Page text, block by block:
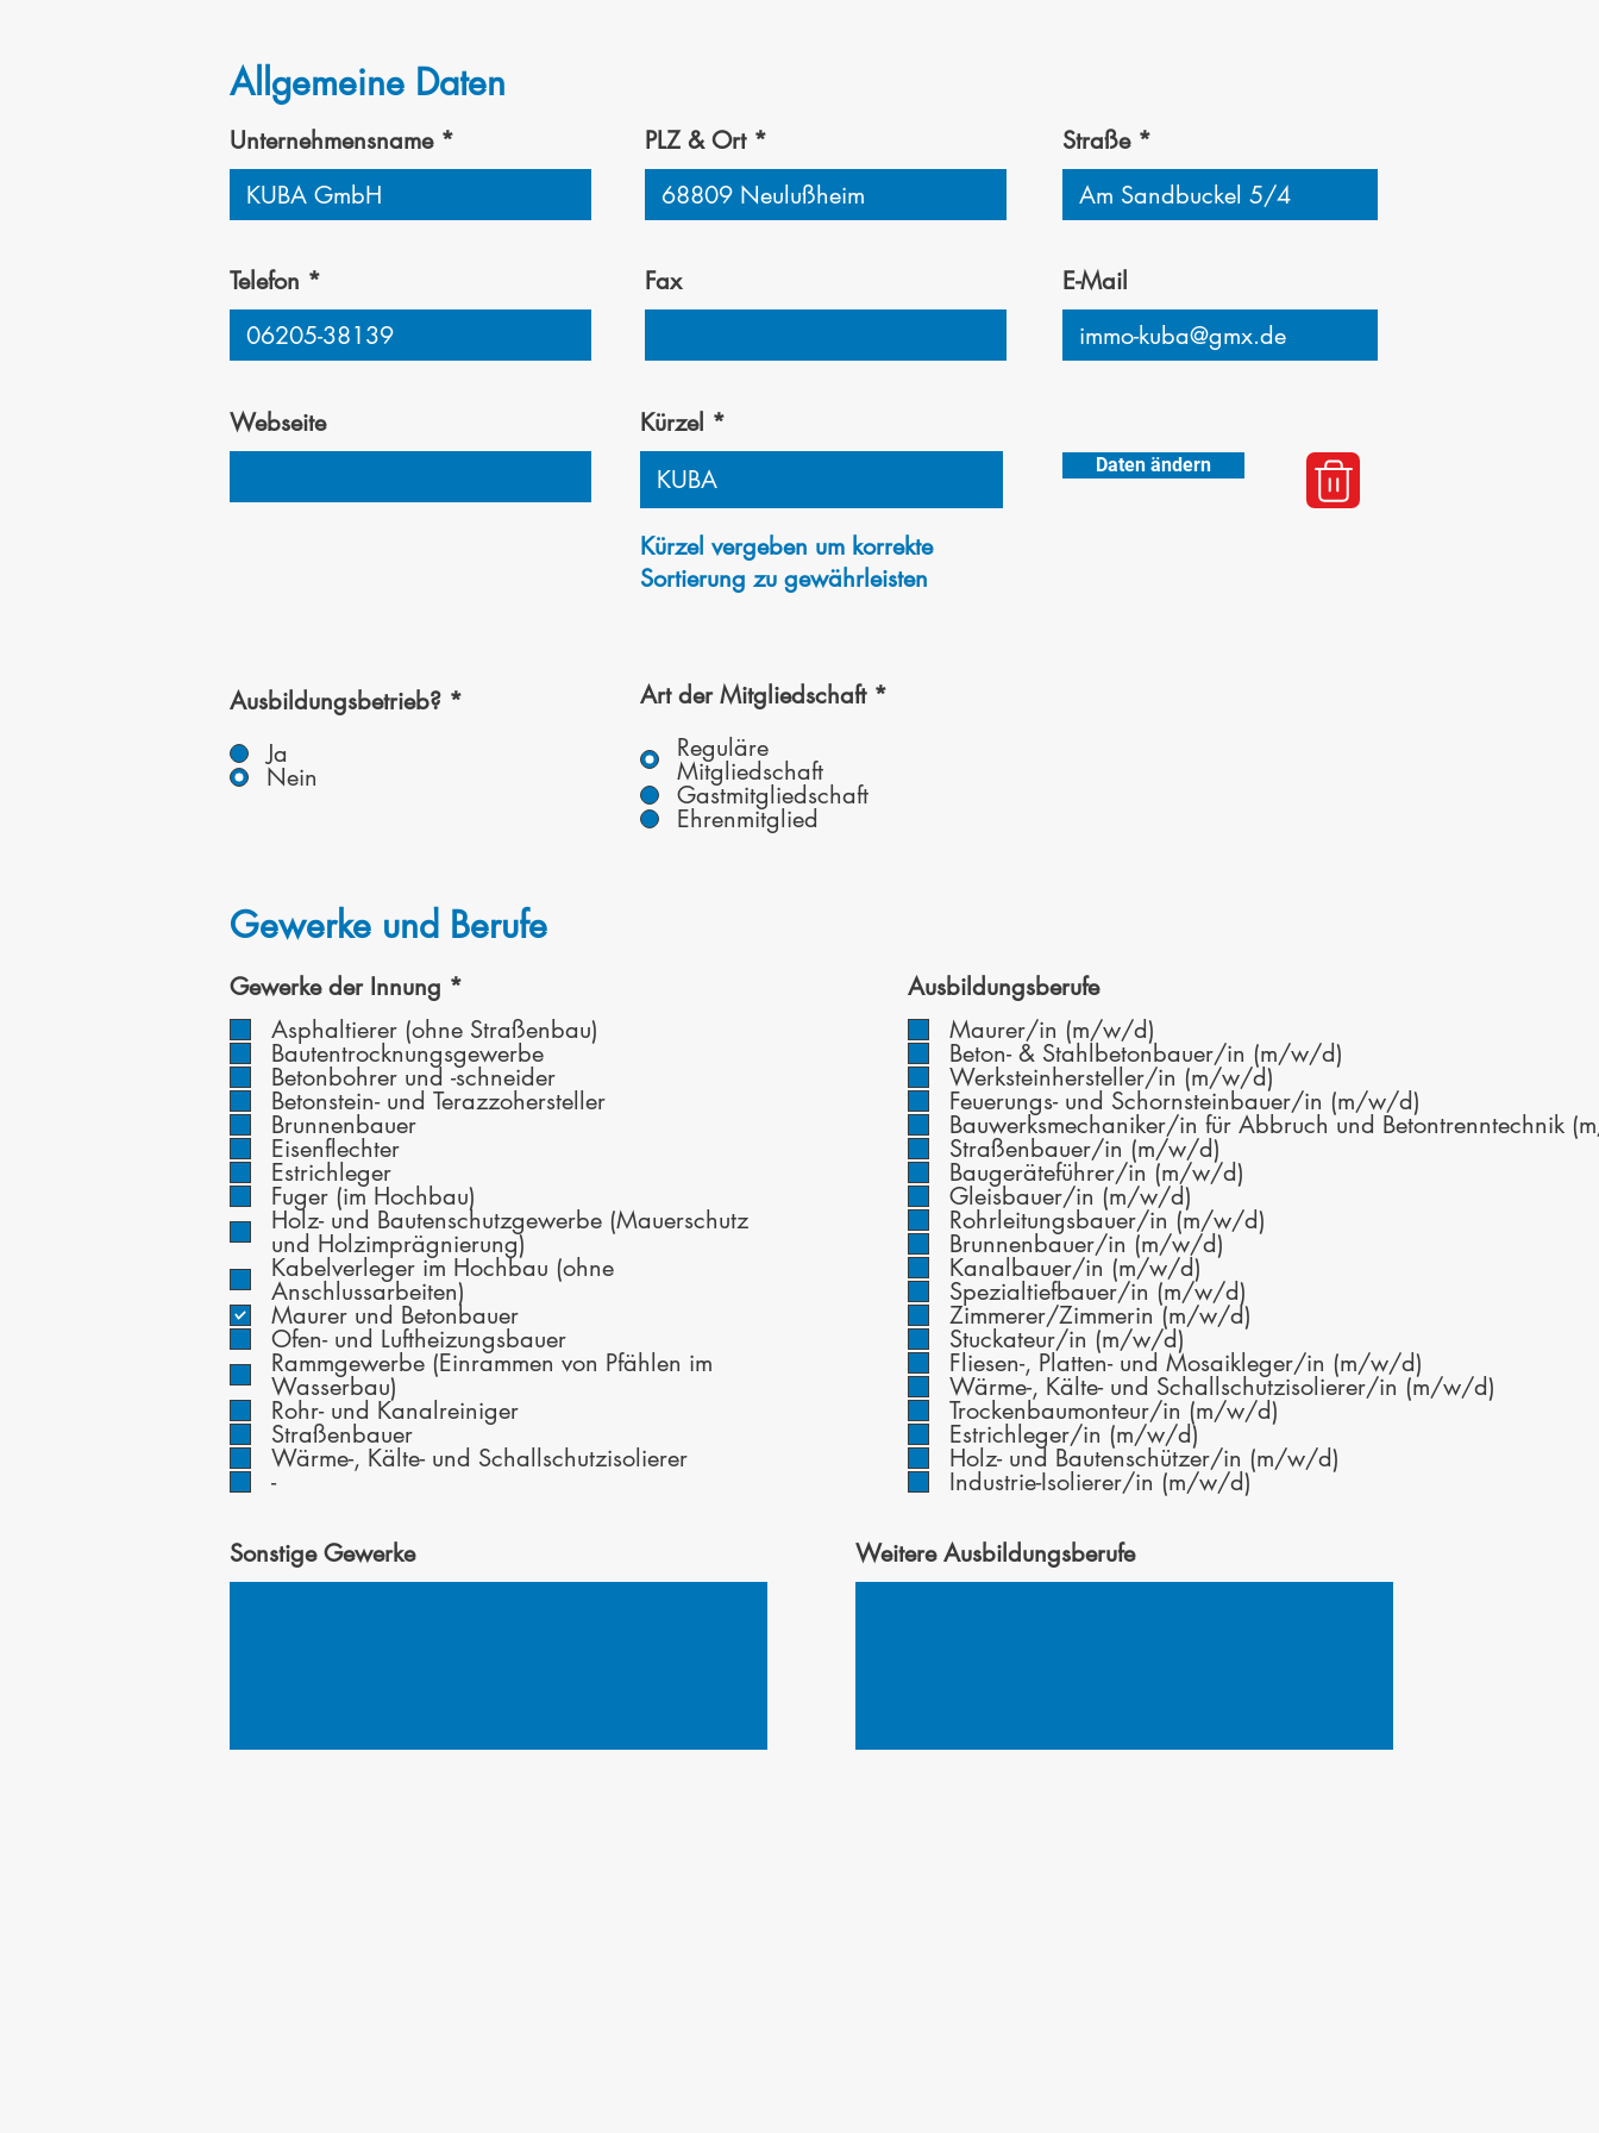
Allgemeine Daten
Unternehmensname PLZ & Ort Straße
Telefon Fax E-Mail
Webseite Kürzel
Kürzel vergeben um korrekte
Sortierung zu gewährleisten
Daten ändern
Ausbildungsbetrieb? *
Ja
Nein
Art der Mitgliedschaft *
Reguläre
Mitgliedschaft
Gastmitgliedschaft
Ehrenmitglied
Gewerke und Berufe
Gewerke der Innung *
l
i
c
h
l
d
Asphaltierer (ohne Straßenbau)
Bautentrocknungsgewerbe
Betonbohrer und -schneider
Betonstein- und Terazzohersteller
Brunnenbauer
Eisenflechter
Estrichleger
Fuger (im Hochbau)
Holz- und Bautenschutzgewerbe (Mauerschutz
und Holzimprägnierung)
Kabelverleger im Hochbau (ohne
Anschlussarbeiten)
Maurer und Betonbauer
Ofen- und Luftheizungsbauer
Rammgewerbe (Einrammen von Pfählen im
Wasserbau)
Rohr- und Kanalreiniger
Straßenbauer
Wärme-, Kälte- und Schallschutzisolierer
-
Sonstige Gewerke
Ausbildungsberufe
Maurer/in (m/w/d)
Beton- & Stahlbetonbauer/in (m/w/d)
Werksteinhersteller/in (m/w/d)
Feuerungs- und Schornsteinbauer/in (m/w/d)
Bauwerksmechaniker/in für Abbruch und Betontrenntechnik
Straßenbauer/in (m/w/d)
Baugeräteführer/in (m/w/d)
Gleisbauer/in (m/w/d)
Rohrleitungsbauer/in (m/w/d)
Brunnenbauer/in (m/w/d)
Kanalbauer/in (m/w/d)
Spezialtiefbauer/in (m/w/d)
Zimmerer/Zimmerin (m/w/d)
Stuckateur/in (m/w/d)
Fliesen-, Platten- und Mosaikleger/in (m/w/d)
Wärme-, Kälte- und Schallschutzisolierer/in (m/w/d)
Trockenbaumonteur/in (m/w/d)
Estrichleger/in (m/w/d)
Holz- und Bautenschützer/in (m/w/d)
Industrie-Isolierer/in (m/w/d)
Weitere Ausbildungsberufe